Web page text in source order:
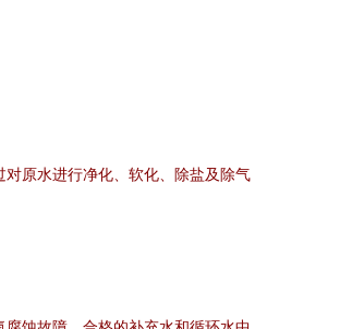
原水进行净化、软化、除盐及除气